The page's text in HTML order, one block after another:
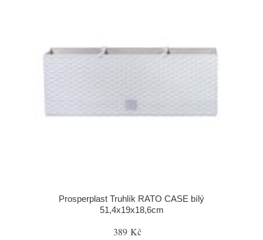
Prosperplast Truhlík RATO CASE bílý
51,4x19x18,6cm
389 Kč